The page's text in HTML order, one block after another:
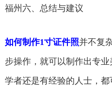
福州六、总结与建议
如何制作1寸证件照并不复
步操作，就可以制作出专
学者还是有经验的人士，